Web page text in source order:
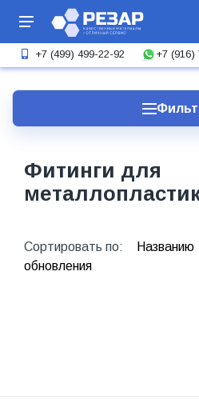
+7 (499) 499-22-92 +7 (916)
Фитинги для
Сортировать по: Названию
обновления